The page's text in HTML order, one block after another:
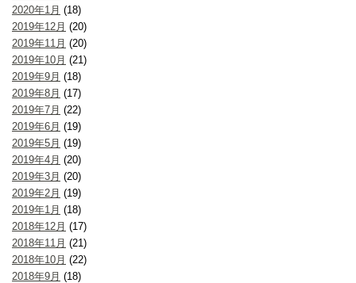
2020年1月 (18)
2019年12月 (20)
2019年11月 (20)
2019年10月 (21)
2019年9月 (18)
2019年8月 (17)
2019年7月 (22)
2019年6月 (19)
2019年5月 (19)
2019年4月 (20)
2019年3月 (20)
2019年2月 (19)
2019年1月 (18)
2018年12月 (17)
2018年11月 (21)
2018年10月 (22)
2018年9月 (18)